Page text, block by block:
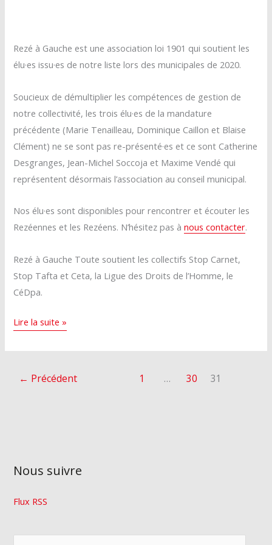
Rezé à Gauche est une association loi 1901 qui soutient les
élu·es issu·es de notre liste lors des municipales de 2020.
Soucieux de démultiplier les compétences de gestion de
notre collectivité, les trois élu·es de la mandature
précédente (Marie Tenailleau, Dominique Caillon et Blaise
Clément) ne se sont pas re-présenté·es et ce sont Catherine
Desgranges, Jean-Michel Soccoja et Maxime Vendé qui
représentent désormais l’association au conseil municipal.
Nos élu·es sont disponibles pour rencontrer et écouter les
Rezéennes et les Rezéens. N’hésitez pas ànous contacter.
Rezé à Gauche Toute soutient les collectifs Stop Carnet,
Stop Tafta et Ceta, la Ligue des Droits de l’Homme, le
CéDpa.
Accueil
Lire la suite »
← Précédent 1 … 30 31
Nous suivre
Flux RSS